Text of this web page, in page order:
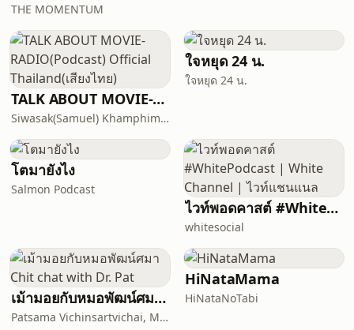
THE MOMENTUM
TALK ABOUT MOVIE-RADIO(Podcast) Official Thailand(เสียงไทย)
Siwasak(Samuel) Khamphiman
ใจหยุด 24 น.
ใจหยุด 24 น.
โตมายังไง
Salmon Podcast
ไวท์พอดคาสต์ #WhitePodcast | White Channel | ไวท์แชนแนล
whitesocial
เม้ามอยกับหมอพัฒน์ศมา Chit chat with Dr. Pat
Patsama Vichinsartvichai, MD., MClinEmbryol, EFOG-EBCOG, EFRM-ESHRE/EBCOG.
HiNataMama
HiNataNoTabi